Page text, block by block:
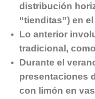
distribución
“tienditas”) en
Lo anterior
tradicional,
Durante el
presentaciones
con limón en